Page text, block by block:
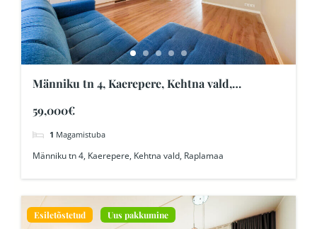
Männiku tn 4, Kaerepere, Kehtna vald,
59,000€
1 Magamistuba
Männiku tn 4, Kaerepere, Kehtna vald, Raplamaa
Esiletõstetud Uus pakkumine